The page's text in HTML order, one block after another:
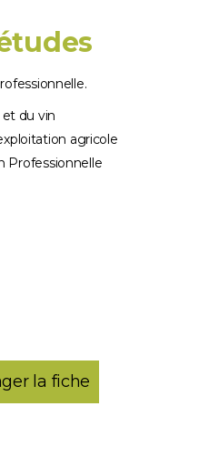
et du vin
agricole
Professionnelle
la fiche